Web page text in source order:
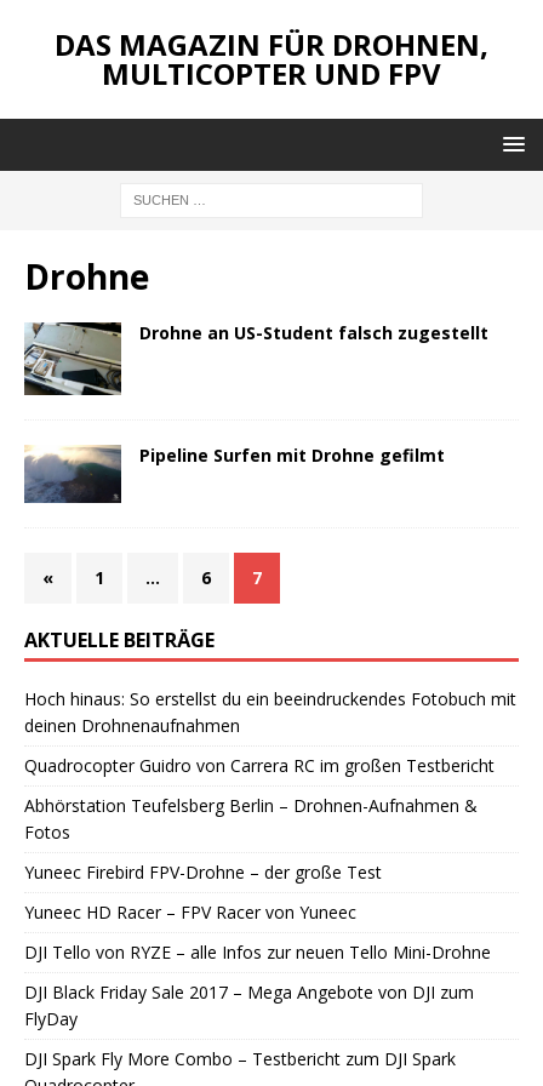
DAS MAGAZIN FÜR DROHNEN,
MULTICOPTER UND FPV
Drohne
Drohne an US-Student falsch zugestellt
Pipeline Surfen mit Drohne gefilmt
« 1 … 6 7
AKTUELLE BEITRÄGE
Hoch hinaus: So erstellst du ein beeindruckendes Fotobuch mit
deinen Drohnenaufnahmen
Quadrocopter Guidro von Carrera RC im großen Testbericht
Abhörstation Teufelsberg Berlin – Drohnen-Aufnahmen &
Fotos
Yuneec Firebird FPV-Drohne – der große Test
Yuneec HD Racer – FPV Racer von Yuneec
DJI Tello von RYZE – alle Infos zur neuen Tello Mini-Drohne
DJI Black Friday Sale 2017 – Mega Angebote von DJI zum
FlyDay
DJI Spark Fly More Combo – Testbericht zum DJI Spark